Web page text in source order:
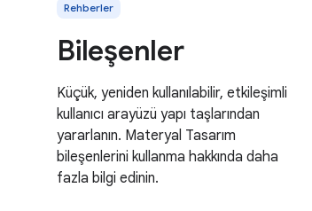
Rehberler
Bileşenler
Küçük, yeniden kullanılabilir, etkileşimli
kullanıcı arayüzü yapı taşlarından
yararlanın. Materyal Tasarım
bileşenlerini kullanma hakkında daha
fazla bilgi edinin.